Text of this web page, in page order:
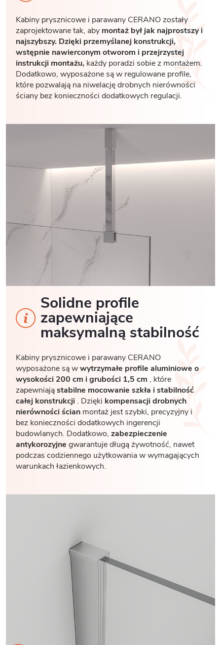
Kabiny prysznicowe i parawany CERANO zostały
zaprojektowane tak, aby montaż był jak najprostszy i
najszybszy. Dzięki przemyślanej konstrukcji,
wstępnie nawierconym otworom i przejrzystej
instrukcji montażu, każdy poradzi sobie z montażem.
Dodatkowo, wyposażone są w regulowane profile,
które pozwalają na niwelację drobnych nierówności
ściany bez konieczności dodatkowych regulacji.
Solidne profile
zapewniające
maksymalną stabilność
Kabiny prysznicowe i parawany CERANO
wyposażone są wwytrzymałe profile aluminiowe o
wysokości 200 cm i grubości 1,5 cm , które
zapewniająstabilne mocowanie szkła i stabilność
całej konstrukcji . Dzięki kompensacji drobnych
nierówności ścian montaż jest szybki, precyzyjny i
bez konieczności dodatkowych ingerencji
budowlanych. Dodatkowo, zabezpieczenie
antykorozyjne gwarantuje długą żywotność, nawet
podczas codziennego użytkowania w wymagających
warunkach łazienkowych.